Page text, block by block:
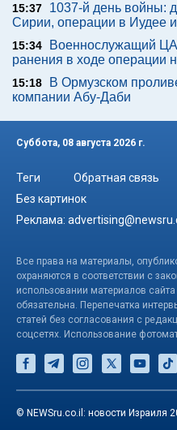
15:37
1037-й день войны:
Сирии, операции в Иудее
15:34
Военнослужащий
ранения в ходе операции
15:18
В Ормузском
компании Абу-Даби
Суббота, 08 августа 2026 г.
Теги Обратная связь
Без картинок
Реклама:
Все права на материалы,
охраняются в соответствии с
использовании материалов
обязательна. Перепечатка
статей без согласования с
соцсетях. Использование
© NEWSru.co.il: новости Израиля